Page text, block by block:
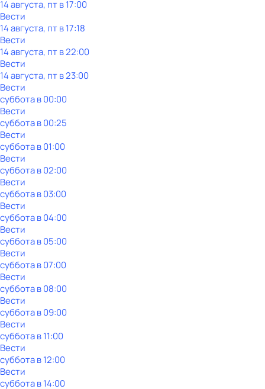
14 августа, пт в 17:00
Вести
14 августа, пт в 17:18
Вести
14 августа, пт в 22:00
Вести
14 августа, пт в 23:00
Вести
субботав00:00
Вести
субботав00:25
Вести
субботав01:00
Вести
субботав02:00
Вести
субботав03:00
Вести
субботав04:00
Вести
субботав05:00
Вести
субботав07:00
Вести
субботав08:00
Вести
субботав09:00
Вести
субботав11:00
Вести
субботав12:00
Вести
субботав14:00